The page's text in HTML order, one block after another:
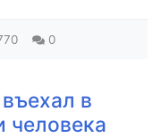
0
в
человека